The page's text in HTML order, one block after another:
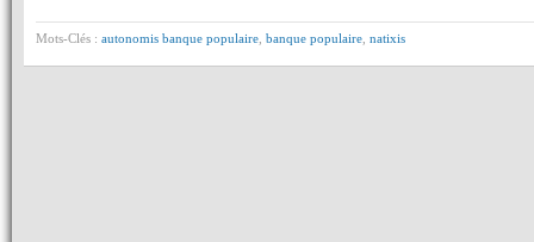
Mots-Clés : autonomis banque populaire banque populaire natixis